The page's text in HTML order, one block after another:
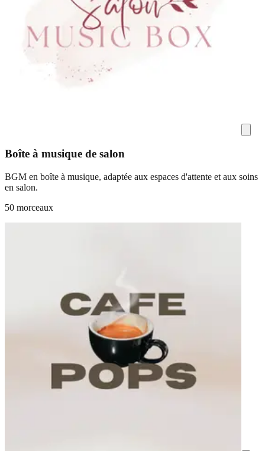
Boîte à musique de salon
BGM en boîte à musique, adaptée aux espaces d'attente et aux soins
en salon.
50 morceaux